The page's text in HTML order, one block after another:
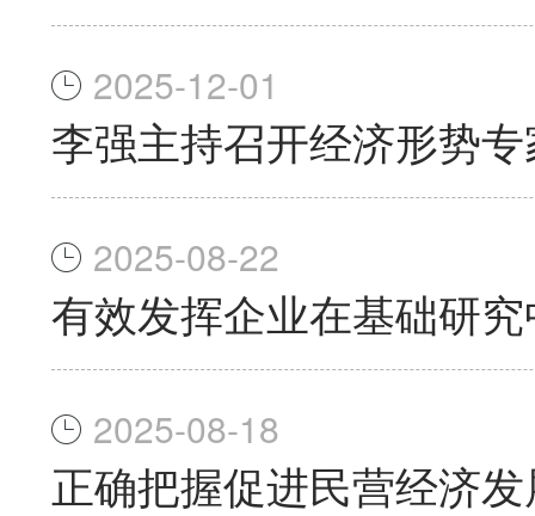
2025-12-01
李强主持召开经济形势
2025-08-22
有效发挥企业在基础研
2025-08-18
正确把握促进民营经济